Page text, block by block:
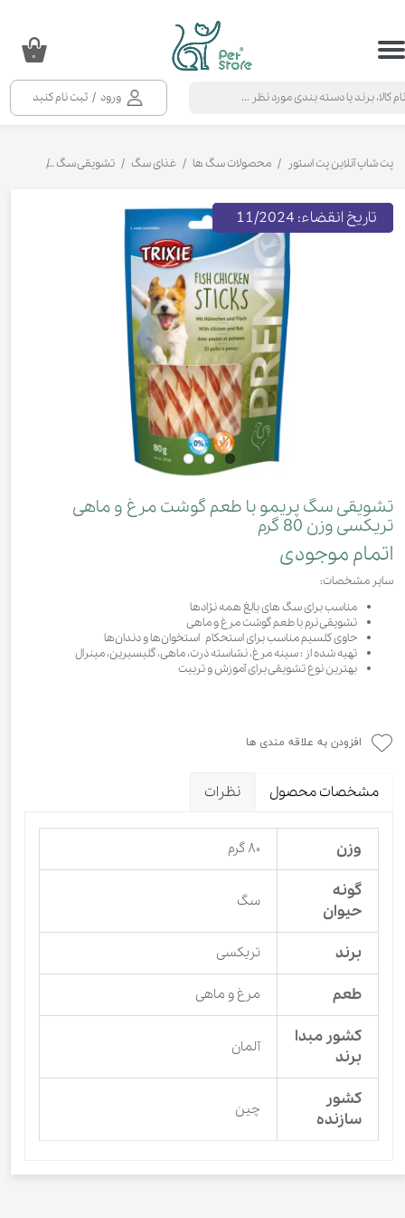
ورود / ثبت نام کنید
حساب کاربری من
خروج از حساب کاربری
۰
پت شاپ آنلاین پت استور محصولات سگ ها غذای سگ تشویقی سگ
تشویقی سگ پریمو با طعم گوشت مرغ و ماهی
تریکسی وزن 80 گرم
اتمام موجودی
سایر مشخصات:
مناسب برای سگ های بالغ همه نژادها
تشویقی نرم با طعم گوشت مرغ و ماهی
حاوی کلسیم مناسب برای استحکام استخوان‌ها و دندان‌ها
تهیه شده از : سینه مرغ،‌ نشاسته ذرت، ماهی، گلیسیرین،‌ مینرال
بهترین نوع تشویقی برای آموزش و تربیت
تاریخ انقضاء: 12/2024
تاریخ انقضاء: 11/2024
افزودن به علاقه مندی ها
مشخصات محصول نظرات
وزن ۸۰ گرم
گونه
حیوان
سگ
برند تریکسی
طعم مرغ و ماهی
کشور مبدا
برند
آلمان
کشور
سازنده
چین